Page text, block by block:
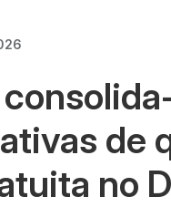
de
no